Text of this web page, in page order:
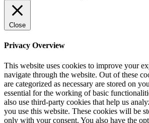
Close
Privacy Overview
This website uses cookies to improve your
navigate through the website. Out of these
are categorized as necessary are stored on
essential for the working of basic
also use third-party cookies that help us
you use this website. These cookies will be
only with your consent. You also have the